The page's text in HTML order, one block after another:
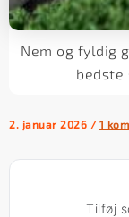
Nem og fyldig
bedste
2. januar 2026 / 1
Tilføj